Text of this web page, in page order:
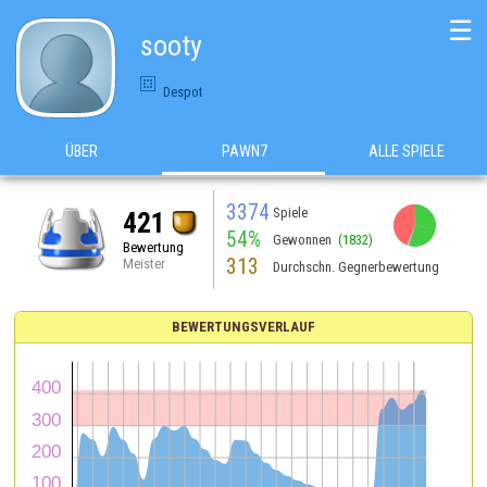
sooty
Despot
☰
ÜBER PAWN7 ALLE SPIELE
421
Bewertung
Meister
3374 Spiele
54% Gewonnen (1832)
313 Durchschn. Gegnerbewertung
BEWERTUNGSVERLAUF